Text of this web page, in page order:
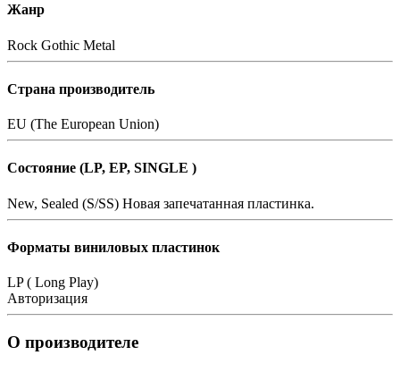
Жанр
Rock Gothic Metal
Страна производитель
EU (The European Union)
Состояние (LP, EP, SINGLE )
New, Sealed (S/SS) Новая запечатанная пластинка.
Форматы виниловых пластинок
LP ( Long Play)
Авторизация
О производителе